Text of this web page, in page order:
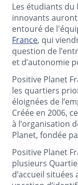
Les étudiants
innovants
entouré de
France, qui
question de
et d’autonomie
Positive Planet
les quartiers
éloignées de
Créée en 2006,
à l’organisation
Planet, fondée
Positive Planet
plusieurs
d’accueil